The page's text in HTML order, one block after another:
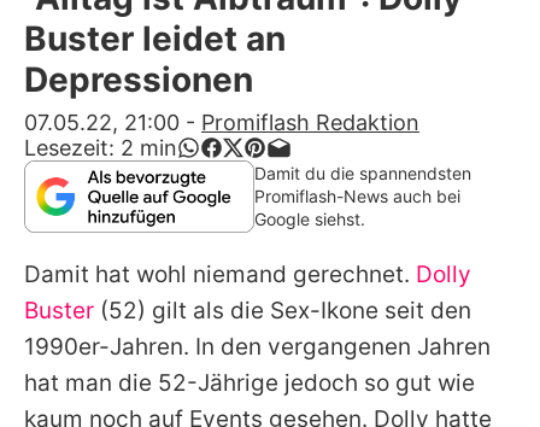
Alle Themen auf Promiflash
App runterladen
Team
Redaktionelle Richtlinien
Impressum
Datenschutzerklärung
Nutzungsbedingungen
Buster leidet an
Depressionen
07.05.22, 21:00 - Promiflash Redaktion
Lesezeit: 2 min
Damit du die spannendsten
Promiflash-News auch bei
Google siehst.
Damit hat wohl niemand gerechnet. Dolly
Buster (52) gilt als die Sex-Ikone seit den
1990er-Jahren. In den vergangenen Jahren
hat man die 52-Jährige jedoch so gut wie
kaum noch auf Events gesehen. Dolly hatte